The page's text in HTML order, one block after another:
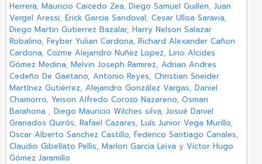
Herrera, Mauricio Caicedo Zea, Diego Samuel Guillen, Juan
Vergel Aressi, Erick Garcia Sandoval, Cesar Ulloa Saravia,
Diego Martin Gutierrez Bazalar, Harry Nelson Salazar
Robalino, Feyber Yulian Cardona, Richard Alexander Cañon
Cardona, Cozme Alejandro Nuñez Lopez, Lino Alcides
Gómez Medina, Melvin Joseph Ramirez, Adrian Andres
Cedeño De Gaetano, Antonio Reyes, Christian Sneider
Martínez Gutiérrez, Alejandro González Vargas, Daniel
Chamorro, Yeison Alfredo Corozo Nazareno, Osman
Barahona , Diego Mauricio Wilches silva, Josué Daniel
Granados Quirós, Rafael Cazares, Luís Junior Vega Murillo,
Oscar Alberto Sanchez Castillo, Federico Santiago Canales,
Claudio Gibellato Pellis, Marlon Garcia Leiva y Víctor Hugo
Gómez Jaramillo